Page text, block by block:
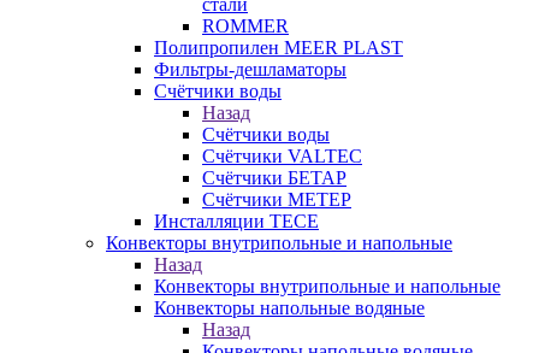
стали
ROMMER
Полипропилен MEER PLAST
Фильтры-дешламаторы
Счётчики воды
Назад
Счётчики воды
Счётчики VALTEC
Счётчики БЕТАР
Счётчики МЕТЕР
Инсталляции TECE
Конвекторы внутрипольные и напольные
Назад
Конвекторы внутрипольные и напольные
Конвекторы напольные водяные
Назад